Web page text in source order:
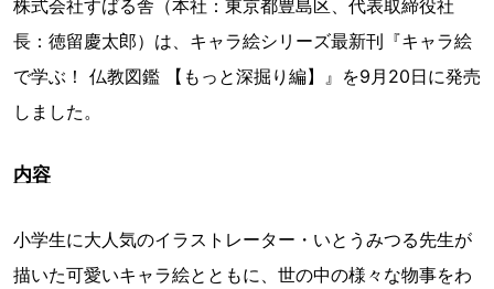
株式会社すばる舎（本社：東京都豊島区、代表取締役社
長：徳留慶太郎）は、キャラ絵シリーズ最新刊『キャラ絵
で学ぶ！ 仏教図鑑 【もっと深掘り編】』を9月20日に発売
しました。
内容
小学生に大人気のイラストレーター・いとうみつる先生が
描いた可愛いキャラ絵とともに、世の中の様々な物事をわ